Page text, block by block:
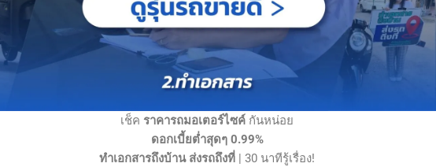
เช็ค ราคารถมอเตอร์ไซค์ กันหน่อย
ดอกเบี้ยต่ำสุดๆ 0.99%
ทำเอกสารถึงบ้าน ส่งรถถึงที่ | 30 นาทีรู้เรื่อง!